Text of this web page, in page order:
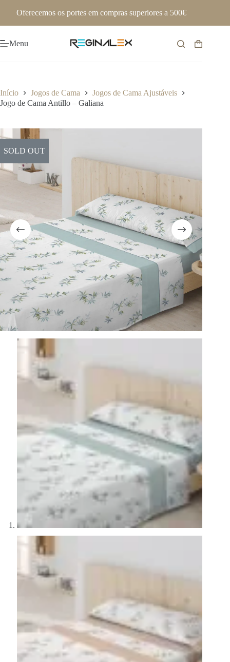
Oferecemos os portes em compras superiores a 500€
Menu
Carrinho
Início Jogos de Cama
Jogos de Cama Ajustáveis
Jogo de Cama Antillo – Galiana
SOLD OUT